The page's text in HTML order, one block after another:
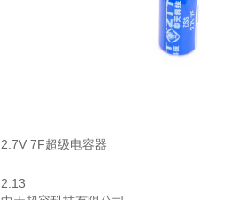
2.7V 7F超级电容器
2.13